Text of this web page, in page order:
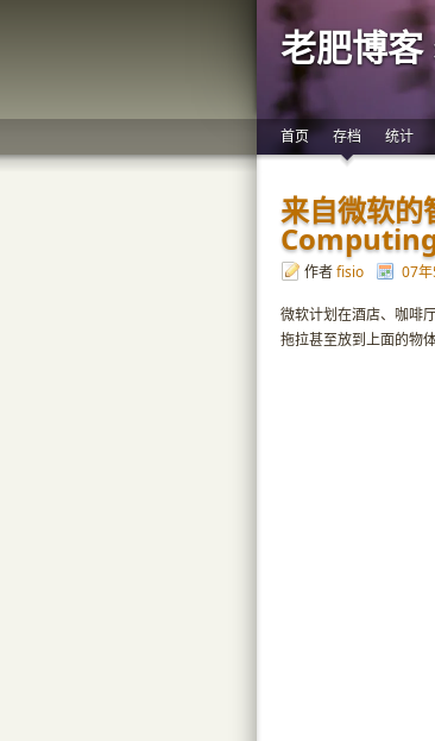
老肥博
首页 存档 统计
来自微软
作者fisio 07
微软计划在酒店、咖啡
拖拉甚至放到上面的物